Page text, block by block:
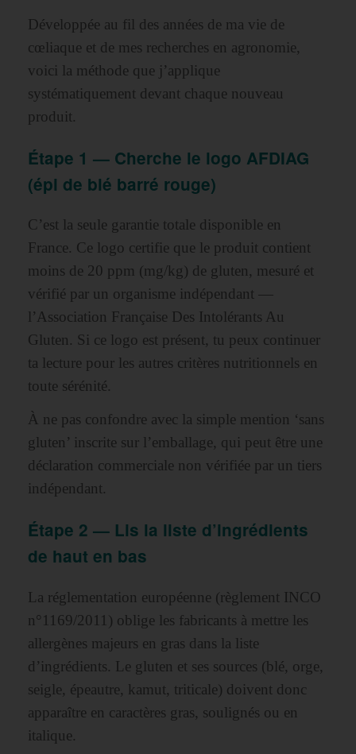
Développée au fil des années de ma vie de
cœliaque et de mes recherches en agronomie,
voici la méthode que j’applique
systématiquement devant chaque nouveau
produit.
Étape 1 — Cherche le logo AFDIAG
(épi de blé barré rouge)
C’est la seule garantie totale disponible en
France. Ce logo certifie que le produit contient
moins de 20 ppm (mg/kg) de gluten, mesuré et
vérifié par un organisme indépendant —
l’Association Française Des Intolérants Au
Gluten. Si ce logo est présent, tu peux continuer
ta lecture pour les autres critères nutritionnels en
toute sérénité.
À ne pas confondre avec la simple mention ‘sans
gluten’ inscrite sur l’emballage, qui peut être une
déclaration commerciale non vérifiée par un tiers
indépendant.
Étape 2 — Lis la liste d’ingrédients
de haut en bas
La réglementation européenne (règlement INCO
n°1169/2011) oblige les fabricants à mettre les
allergènes majeurs en gras dans la liste
d’ingrédients. Le gluten et ses sources (blé, orge,
seigle, épeautre, kamut, triticale) doivent donc
apparaître en caractères gras, soulignés ou en
italique.